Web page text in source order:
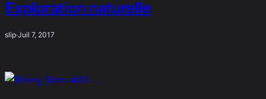
Exploration naturelle
slip·Juil 7, 2017